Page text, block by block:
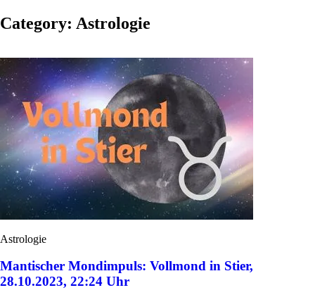
Category: Astrologie
Astrologie
Mantischer Mondimpuls: Vollmond in Stier,
28.10.2023, 22:24 Uhr